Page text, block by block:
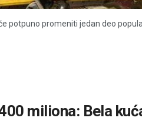
potpuno promeniti jedan deo
miliona: Bela